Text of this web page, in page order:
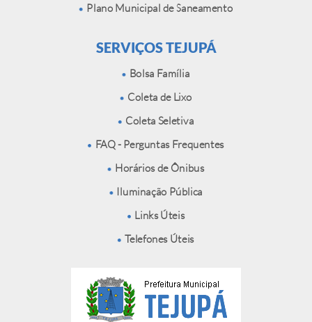
Plano Municipal de Saneamento
SERVIÇOS TEJUPÁ
Bolsa Família
Coleta de Lixo
Coleta Seletiva
FAQ - Perguntas Frequentes
Horários de Ônibus
Iluminação Pública
Links Úteis
Telefones Úteis